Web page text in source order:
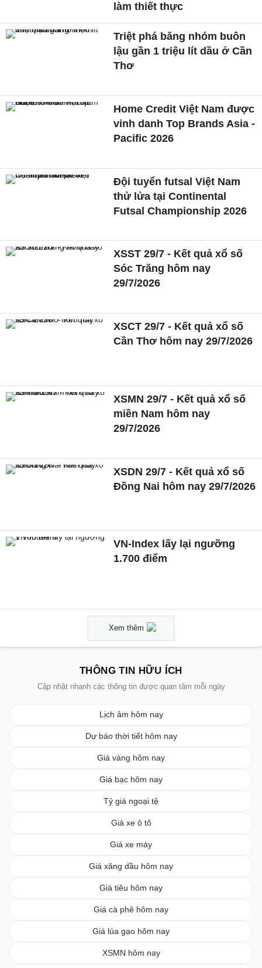
làm thiết thực
Triệt phá băng nhóm buôn
lậu gần 1 triệu lít dầu ở Cần
Thơ
Home Credit Việt Nam được
vinh danh Top Brands Asia -
Pacific 2026
Đội tuyển futsal Việt Nam
thử lửa tại Continental
Futsal Championship 2026
XSST 29/7 - Kết quả xổ số
Sóc Trăng hôm nay
29/7/2026
XSCT 29/7 - Kết quả xổ số
Cần Thơ hôm nay 29/7/2026
XSMN 29/7 - Kết quả xổ số
miền Nam hôm nay
29/7/2026
XSDN 29/7 - Kết quả xổ số
Đồng Nai hôm nay 29/7/2026
VN-Index lấy lại ngưỡng
1.700 điểm
Xem thêm
THÔNG TIN HỮU ÍCH
Cập nhật nhanh các thông tin được quan tâm mỗi ngày
Lịch âm hôm nay
Dự báo thời tiết hôm nay
Giá vàng hôm nay
Giá bạc hôm nay
Tỷ giá ngoại tệ
Giá xe ô tô
Giá xe máy
Giá xăng dầu hôm nay
Giá tiêu hôm nay
Giá cà phê hôm nay
Giá lúa gạo hôm nay
XSMN hôm nay